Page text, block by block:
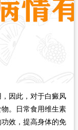
因此，对于白癜风
。日常食用维生素
效，提高身体的免